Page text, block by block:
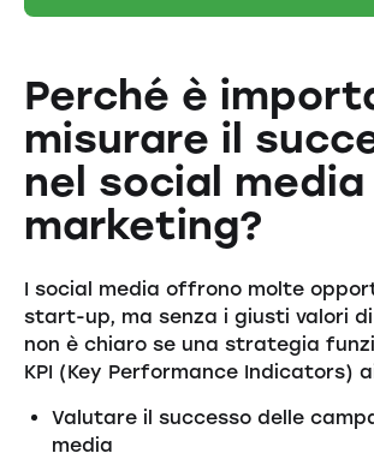
Perché è
misurare il
nel social media
marketing?
I social media offrono molte
start-up, ma senza i giusti valori
non è chiaro se una strategia
KPI (Key Performance Indicators)
Valutare il successo delle
media